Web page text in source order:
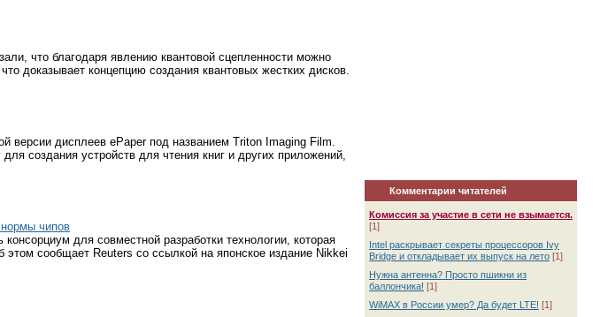
что благодаря явлению квантовой сцепленности можно
доказывает концепцию создания квантовых жестких дисков.
версии дисплеев ePaper под названием Triton Imaging Film.
создания устройств для чтения книг и других приложений,
нормы чипов
для совместной разработки технологии, которая
этом сообщает Reuters со ссылкой на японское издание Nikkei
Комментарии читателей
Комиссия за участие в сети не взымается.
[1]
Intel раскрывает секреты процессоров Ivy
Bridge и откладывает их выпуск на лето [1]
Нужна антенна? Просто пшикни из
баллончика! [1]
WiMAX в России умер? Да будет LTE! [1]